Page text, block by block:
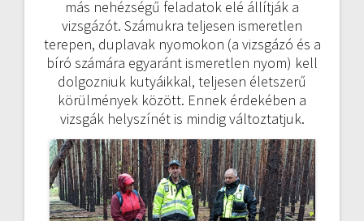
más nehézségű feladatok elé állítják a
vizsgázót. Számukra teljesen ismeretlen
terepen, duplavak nyomokon (a vizsgázó és a
bíró számára egyaránt ismeretlen nyom) kell
dolgozniuk kutyáikkal, teljesen életszerű
körülmények között. Ennek érdekében a
vizsgák helyszínét is mindig változtatjuk.